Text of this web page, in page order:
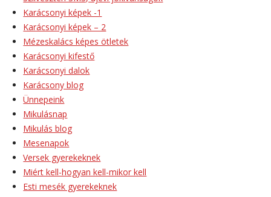
Karácsonyi képek -1
Karácsonyi képek – 2
Mézeskalács képes ötletek
Karácsonyi kifestő
Karácsonyi dalok
Karácsony blog
Ünnepeink
Mikulásnap
Mikulás blog
Mesenapok
Versek gyerekeknek
Miért kell-hogyan kell-mikor kell
Esti mesék gyerekeknek